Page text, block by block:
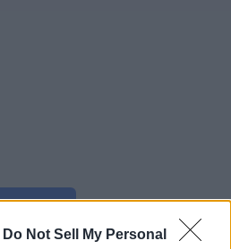
Do Not Sell My Personal
Más días